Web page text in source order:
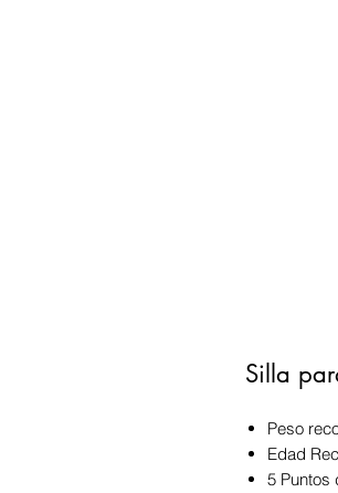
Silla
Peso
Edad
5 Puntos